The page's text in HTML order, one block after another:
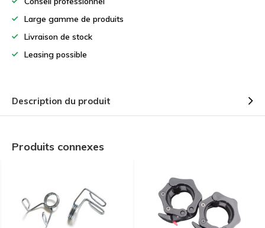
Large gamme de produits
Livraison de stock
Leasing possible
Description du produit
Produits connexes